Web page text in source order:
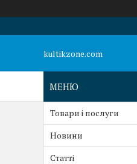
kultikzone.com
Товари і послуги
Новини
Статті